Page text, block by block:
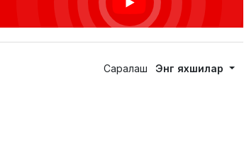
Саралаш Энг яхшилар